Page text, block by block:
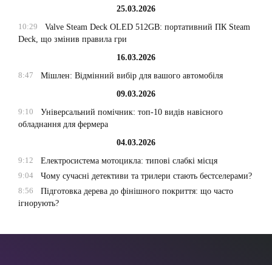
25.03.2026
10:29
Valve Steam Deck OLED 512GB: портативний ПК Steam
Deck, що змінив правила гри
16.03.2026
8:47
Мішлен: Відмінний вибір для вашого автомобіля
09.03.2026
9:10
Універсальний помічник: топ-10 видів навісного
обладнання для фермера
04.03.2026
9:12
Електросистема мотоцикла: типові слабкі місця
9:04
Чому сучасні детективи та трилери стають бестселерами?
8:56
Підготовка дерева до фінішного покриття: що часто
ігнорують?